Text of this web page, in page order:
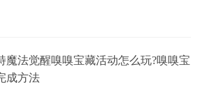
魔法觉醒嗅嗅宝藏活动怎么玩?嗅嗅宝
成方法